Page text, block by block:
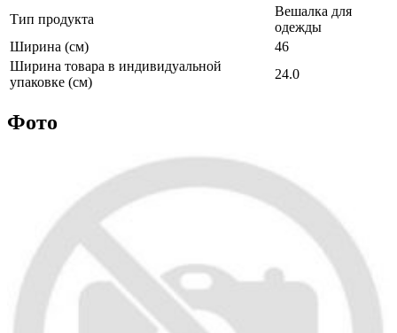
Тип продукта
Вешалка для
одежды
Ширина (см)
46
Ширина товара в индивидуальной
упаковке (см)
24.0
Фото